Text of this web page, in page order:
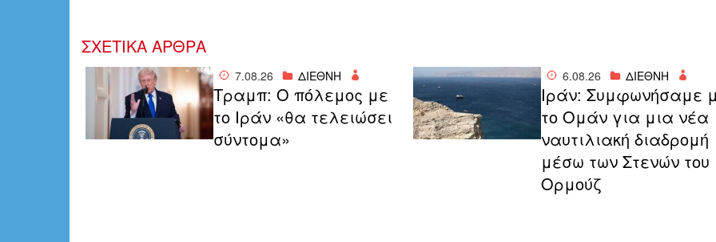
ΣΧΕΤΙΚΑ ΑΡΘΡΑ
7.08.26 ΔΙΕΘΝΗ
Τραμπ: Ο πόλεμος με
το Ιράν «θα τελειώσει
σύντομα»
6.08.26 ΔΙΕΘΝΗ
Ιράν: Συμφωνήσαμε
το Ομάν για μια νέα
ναυτιλιακή διαδρομή
μέσω των Στενών του
Ορμούζ